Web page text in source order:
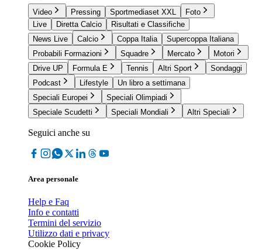
Video Pressing Sportmediaset XXL
Foto
Live
Diretta Calcio
Risultati e Classifiche
News Live
Calcio Coppa Italia
Supercoppa Italiana
Probabili Formazioni
Squadre Mercato
Motori
Drive UP
Formula E Tennis Altri Sport
Sondaggi
Podcast
Lifestyle
Un libro a settimana
Speciali Europei
Speciali Olimpiadi
Speciale Scudetti
Speciali Mondiali Altri Speciali
Seguici anche su
Area personale
Help e Faq
Info e contatti
Termini del servizio
Utilizzo dati e privacy
Cookie Policy